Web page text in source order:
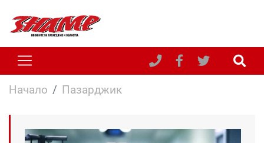
Начало Пазарджик